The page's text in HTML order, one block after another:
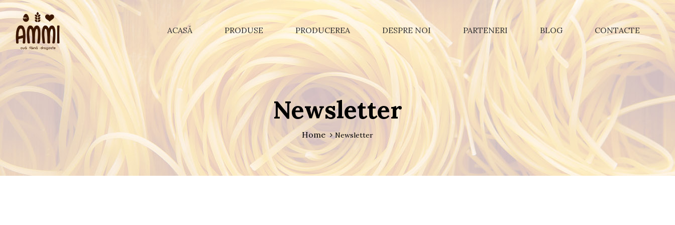
ACASĂ PRODUSE PRODUCEREA DESPRE NOI PARTENERI BLOG CONTACTE
Newsletter
Home Newsletter